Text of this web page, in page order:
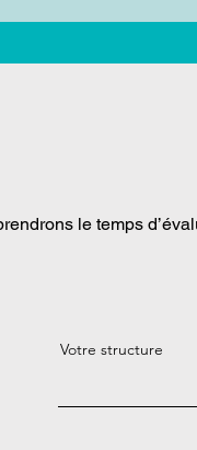
le temps
Votre structure